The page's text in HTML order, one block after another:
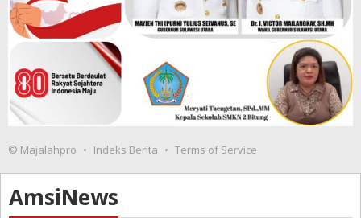
© Majalahpro Indeks Berita Terms of Service
AmsiNews